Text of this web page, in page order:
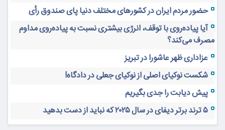
حضور مردم ایران در کشورهای مختلف دنیا پای صندوق رأی
آیا پیاده‌روی با توقف، انرژی بیشتری نسبت به پیاده‌روی مداوم
مصرف می‌کند؟
عزاداری ظهر عاشورا در تبریز
شکست نوکیای اصلی از نوکیای جعلی در دادگاه!
پیش دیابت را جدی بگیریم
۵ ترند برتر دیفای در سال ۲۰۲۵ که نباید از دست بدهید